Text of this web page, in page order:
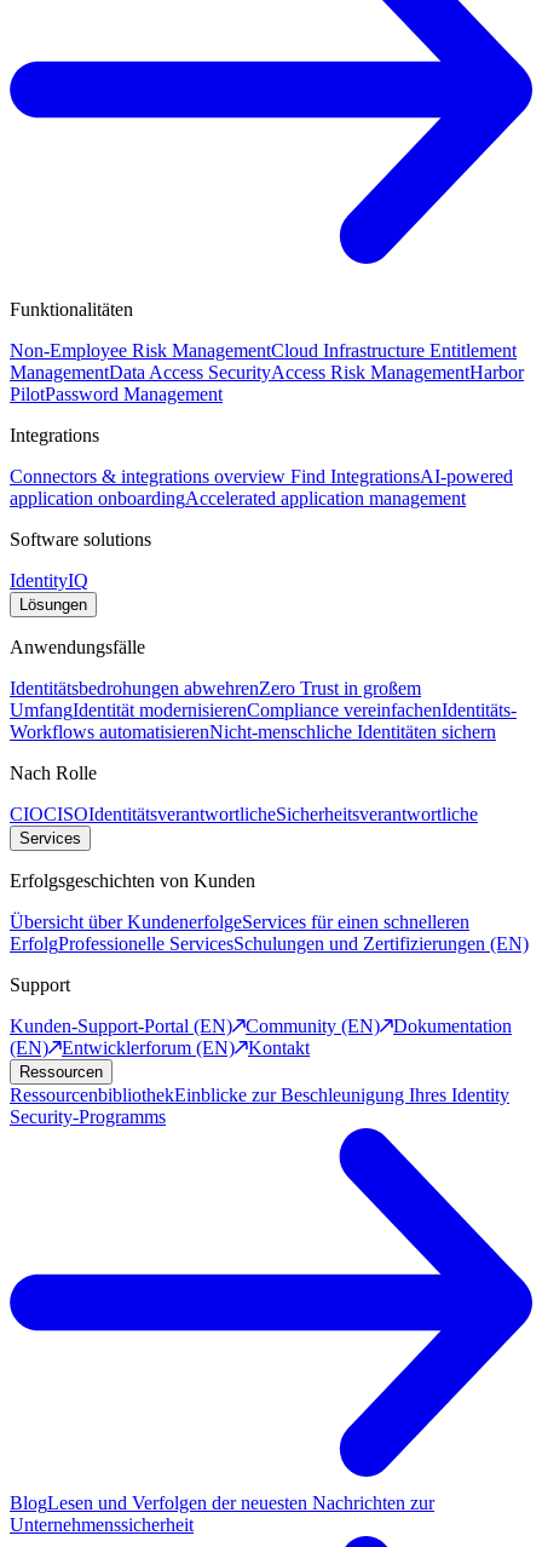
Funktionalitäten
Non-Employee Risk ManagementCloud Infrastructure Entitlement
ManagementData Access SecurityAccess Risk ManagementHarbor
PilotPassword Management
Integrations
Connectors & integrations overview Find IntegrationsAI-powered
application onboardingAccelerated application management
Software solutions
IdentityIQ
Lösungen
Anwendungsfälle
Identitätsbedrohungen abwehrenZero Trust in großem
UmfangIdentität modernisierenCompliance vereinfachenIdentitäts-
Workflows automatisierenNicht-menschliche Identitäten sichern
Nach Rolle
CIOCISOIdentitätsverantwortlicheSicherheitsverantwortliche
Services
Erfolgsgeschichten von Kunden
Übersicht über KundenerfolgeServices für einen schnelleren
ErfolgProfessionelle ServicesSchulungen und Zertifizierungen (EN)
Support
Kunden-Support-Portal (EN)
Community (EN)
Dokumentation
(EN)
Entwicklerforum (EN) Kontakt
Ressourcen
RessourcenbibliothekEinblicke zur Beschleunigung Ihres Identity
Security-Programms
BlogLesen und Verfolgen der neuesten Nachrichten zur
Unternehmenssicherheit